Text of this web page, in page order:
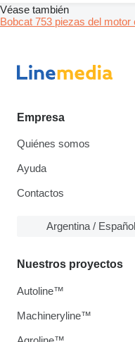
Véase también
Bobcat 753 piezas del
Empresa
Quiénes somos
Ayuda
Contactos
Argentina / Español
Nuestros proyectos
Autoline™
Machineryline™